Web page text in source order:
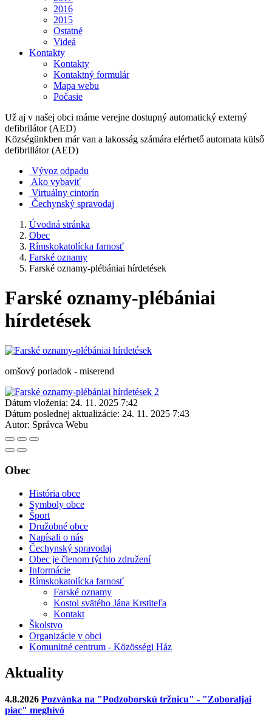
2016
2015
Ostatné
Videá
Kontakty
Kontakty
Kontaktný formulár
Mapa webu
Počasie
Už aj v našej obci máme verejne dostupný automatický externý
defibrilátor (AED)
Községünkben már van a lakosság számára elérhető automata külső
defibrillátor (AED)
Vývoz odpadu
Ako vybaviť
Virtuálny cintorín
Čechynský spravodaj
Úvodná stránka
Obec
Rímskokatolícka farnosť
Farské oznamy
Farské oznamy-plébániai hírdetések
Farské oznamy-plébániai
hírdetések
omšový poriadok - miserend
Dátum vloženia: 24. 11. 2025 7:42
Dátum poslednej aktualizácie: 24. 11. 2025 7:43
Autor: Správca Webu
Obec
História obce
Symboly obce
Šport
Družobné obce
Napísali o nás
Čechynský spravodaj
Obec je členom týchto združení
Informácie
Rímskokatolícka farnosť
Farské oznamy
Kostol svätého Jána Krstiteľa
Kontakt
Školstvo
Organizácie v obci
Komunitné centrum - Közösségi Ház
Aktuality
4.8.2026 Pozvánka na "Podzoborskú tržnicu" - "Zoboraljai
piac" meghívó